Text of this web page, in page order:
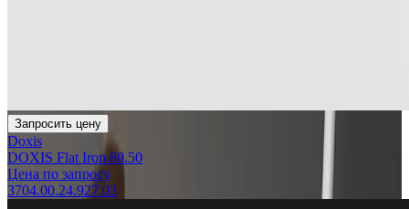
Запросить цену
Doxis
DOXIS Flat Iron 80.50
Цена по запросу
3704.00.24.927.03